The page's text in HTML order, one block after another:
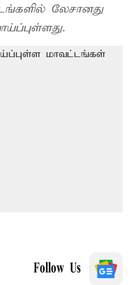
லேசானது
Follow Us